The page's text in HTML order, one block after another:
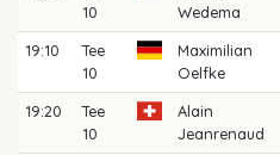
10
Wedema
19:10
Tee
10
Maximilian
Oelfke
19:20
Tee
10
Alain
Jeanrenaud